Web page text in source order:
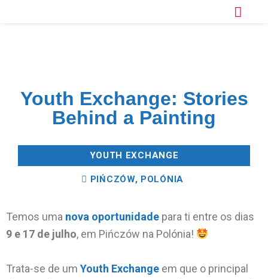
Youth Exchange: Stories
Behind a Painting
YOUTH EXCHANGE
PIŃCZÓW, POLÓNIA
Temos uma nova oportunidade para ti entre os dias
9 e 17 de julho, em Pińczów na Polónia!
Trata-se de um Youth Exchange em que o principal